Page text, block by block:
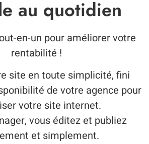
au quotidien
en-un pour améliorer votre
rentabilité !
site en toute simplicité, fini
de votre agence pour
votre site internet.
vous éditez et publiez
et simplement.